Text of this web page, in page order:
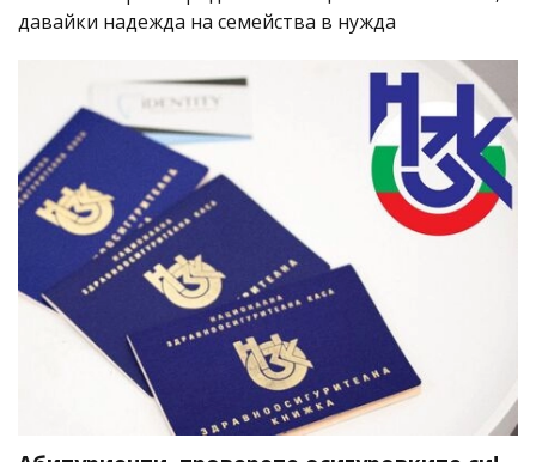
давайки надежда на семейства в нужда